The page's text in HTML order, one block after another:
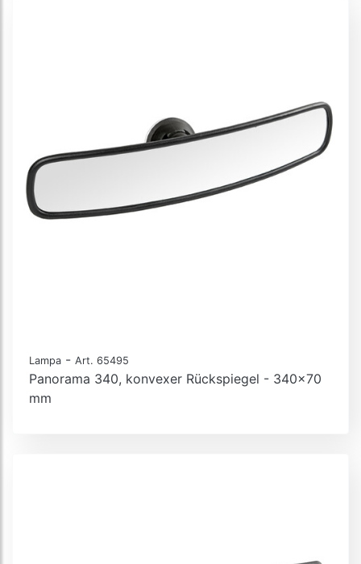
Lampa - Art. 65495
Panorama 340, konvexer Rückspiegel - 340x70
mm